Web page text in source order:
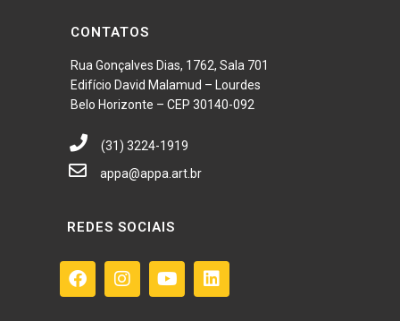
CONTATOS
Rua Gonçalves Dias, 1762, Sala 701
Edifício David Malamud – Lourdes
Belo Horizonte – CEP 30140-092
(31) 3224-1919
appa@appa.art.br
REDES SOCIAIS